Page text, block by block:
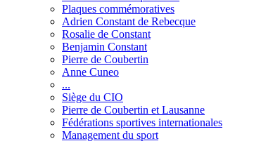
Plaques commémoratives
Adrien Constant de Rebecque
Rosalie de Constant
Benjamin Constant
Pierre de Coubertin
Anne Cuneo
...
Siège du CIO
Pierre de Coubertin et Lausanne
Fédérations sportives internationales
Management du sport